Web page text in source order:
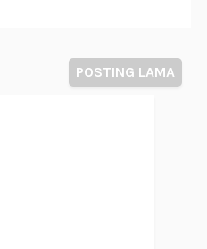
POSTING LAMA